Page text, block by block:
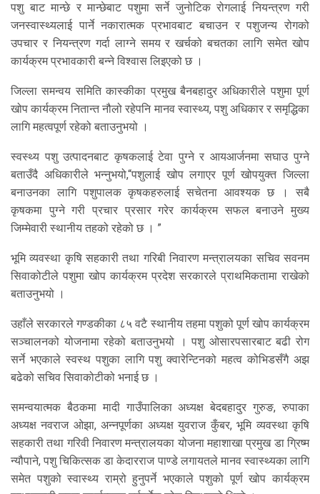
पशु बाट मान्छे र मान्छेबाट पशुमा सर्ने जुनोटिक रोगलाई नियन्त्रण गरी
जनस्वास्थ्यलाई पार्ने नकारात्मक प्रभावबाट बचाउन र पशुजन्य रोगको
उपचार र नियन्त्रण गर्दा लाग्ने समय र खर्चको बचतका लागि समेत खोप
कार्यक्रम प्रभावकारी बन्ने विश्वास लिइएको छ ।
जिल्ला समन्वय समिति कास्कीका प्रमुख बैनबहादुर अधिकारीले पशुमा पूर्ण
खोप कार्यक्रम नितान्त नौलो रहेपनि मानव स्वास्थ्य, पशु अधिकार र समृद्धिका
लागि महत्वपूर्ण रहेको बताउनुभयो ।
स्वस्थ्य पशु उत्पादनबाट कृषकलाई टेवा पुग्ने र आयआर्जनमा सघाउ पुग्ने
बताउँदै अधिकारीले भन्नुभयो,“पशुलाई खोप लगाएर पूर्ण खोपयुक्त जिल्ला
बनाउनका लागि पशुपालक कृषकहरुलाई सचेतना आवश्यक छ । सबै
कृषकमा पुग्ने गरी प्रचार प्रसार गरेर कार्यक्रम सफल बनाउने मुख्य
जिम्मेवारी स्थानीय तहको रहेको छ । ”
भूमि व्यवस्था कृषि सहकारी तथा गरिबी निवारण मन्त्रालयका सचिव सवनम
सिवाकोटीले पशुमा खोप कार्यक्रम प्रदेश सरकारले प्राथमिकतामा राखेको
बताउनुभयो ।
उहाँले सरकारले गण्डकीका ८५ वटै स्थानीय तहमा पशुको पूर्ण खोप कार्यक्रम
सञ्चालनको योजनामा रहेको बताउनुभयो । पशु ओसारपसारबाट बढी रोग
सर्ने भएकाले स्वस्थ पशुका लागि पशु क्वारेन्टिनको महत्व कोभिडसँगै अझ
बढेको सचिव सिवाकोटीको भनाई छ ।
समन्वयात्मक बैठकमा मादी गाउँपालिका अध्यक्ष बेदबहादुर गुरुङ, रुपाका
अध्यक्ष नवराज ओझा, अन्नपूर्णका अध्यक्ष युवराज कुँबर, भूमि व्यवस्था कृषि
सहकारी तथा गरिवी निवारण मन्त्रालयका योजना महाशाखा प्रमुख डा ग्रिष्म
न्यौपाने, पशु चिकित्सक डा केदारराज पाण्डे लगायतले मानव स्वास्थ्यका लागि
समेत पशुको स्वास्थ्य राम्रो हुनुपर्ने भएकाले पशुको पूर्ण खोप कार्यक्रम